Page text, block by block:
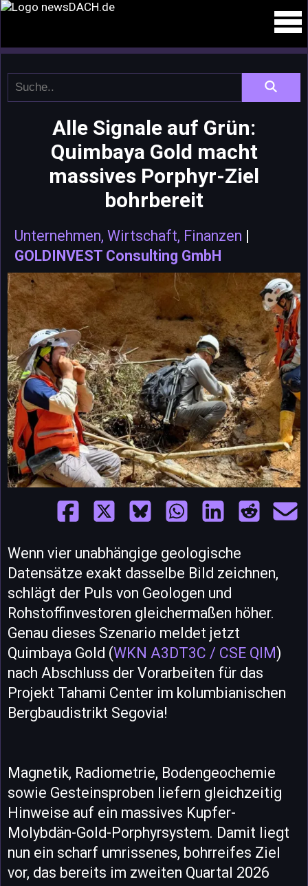
Alle Signale auf Grün:
Quimbaya Gold macht
massives Porphyr-Ziel
bohrbereit
Unternehmen, Wirtschaft, Finanzen |
GOLDINVEST Consulting GmbH
Wenn vier unabhängige geologische
Datensätze exakt dasselbe Bild zeichnen,
schlägt der Puls von Geologen und
Rohstoffinvestoren gleichermaßen höher.
Genau dieses Szenario meldet jetzt
Quimbaya Gold (WKN A3DT3C / CSE QIM)
nach Abschluss der Vorarbeiten für das
Projekt Tahami Center im kolumbianischen
Bergbaudistrikt Segovia!
Magnetik, Radiometrie, Bodengeochemie
sowie Gesteinsproben liefern gleichzeitig
Hinweise auf ein massives Kupfer-
Molybdän-Gold-Porphyrsystem. Damit liegt
nun ein scharf umrissenes, bohrreifes Ziel
vor, das bereits im zweiten Quartal 2026